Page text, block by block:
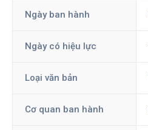
Ngày ban hành
Ngày có hiệu lực
Loại văn bản
Cơ quan ban hành